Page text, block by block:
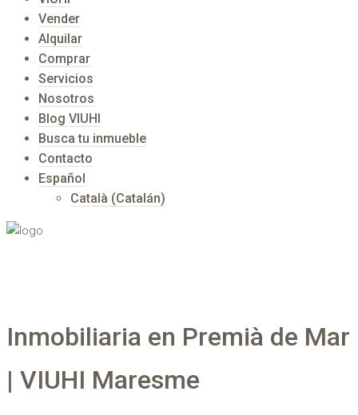
Vender
Alquilar
Comprar
Servicios
Nosotros
Blog VIUHI
Busca tu inmueble
Contacto
Español
Català (Catalán)
Inmobiliaria en Premià de Mar
| VIUHI Maresme